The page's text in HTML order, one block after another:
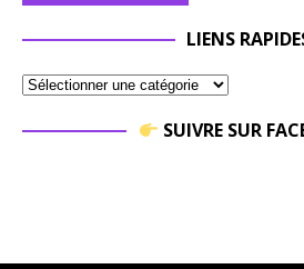
LIENS
SUIVRE SUR